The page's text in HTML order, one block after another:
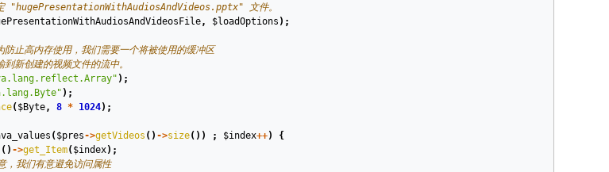
"hugePresentationWithAudiosAndVideos.pptx" 文件。
, $loadOptions );
止高内存使用，我们需要一个将被使用的缓冲区
新创建的视频文件的流中。
);
);
( $Byte, 8 * 1024);
( $pres->getVideos () ->size()) ; $index++)
{
() ->get_Item( $index);
，我们有意避免访问属性